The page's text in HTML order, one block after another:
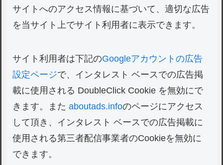
サイトへのアクセス情報に基づいて、適切な広告
を当サイト上でサイト利用者に表示できます。
サイト利用者は下記のGoogleアカウントの広告
設定ページで、インタレスト ベースでの広告掲
載に使用される DoubleClick Cookie を無効にで
きます。またaboutads.infoのページにアクセス
して頂き、インタレスト ベースでの広告掲載に
使用される第三者配信事業者のCookieを無効に
できます。